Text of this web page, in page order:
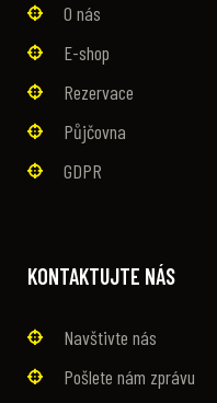
O nás
E-shop
Rezervace
Půjčovna
GDPR
KONTAKTUJTE NÁS
Navštivte nás
Pošlete nám zprávu